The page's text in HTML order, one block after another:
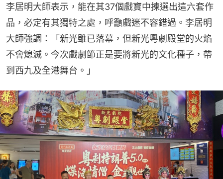
李居明大師表示，能在其37個戲寶中揀選出這六套作
品，必定有其獨特之處，呼籲戲迷不容錯過。李居明
大師強調：「新光雖已落幕，但新光粵劇殿堂的火焰
不會熄滅。今次戲劇節正是要將新光的文化種子，帶
到西九及全港舞台。」